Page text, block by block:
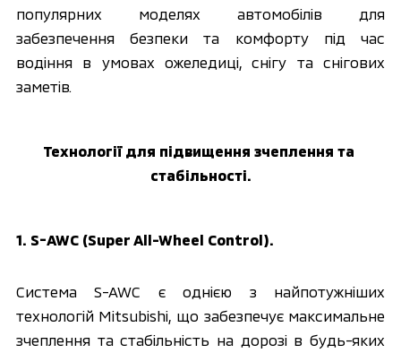
популярних моделях автомобілів для
забезпечення безпеки та комфорту під час
водіння в умовах ожеледиці, снігу та снігових
заметів.
Технології для підвищення зчеплення та
стабільності.
1. S-AWC (Super All-Wheel Control).
Система S-AWC є однією з найпотужніших
технологій Mitsubishi, що забезпечує максимальне
зчеплення та стабільність на дорозі в будь-яких